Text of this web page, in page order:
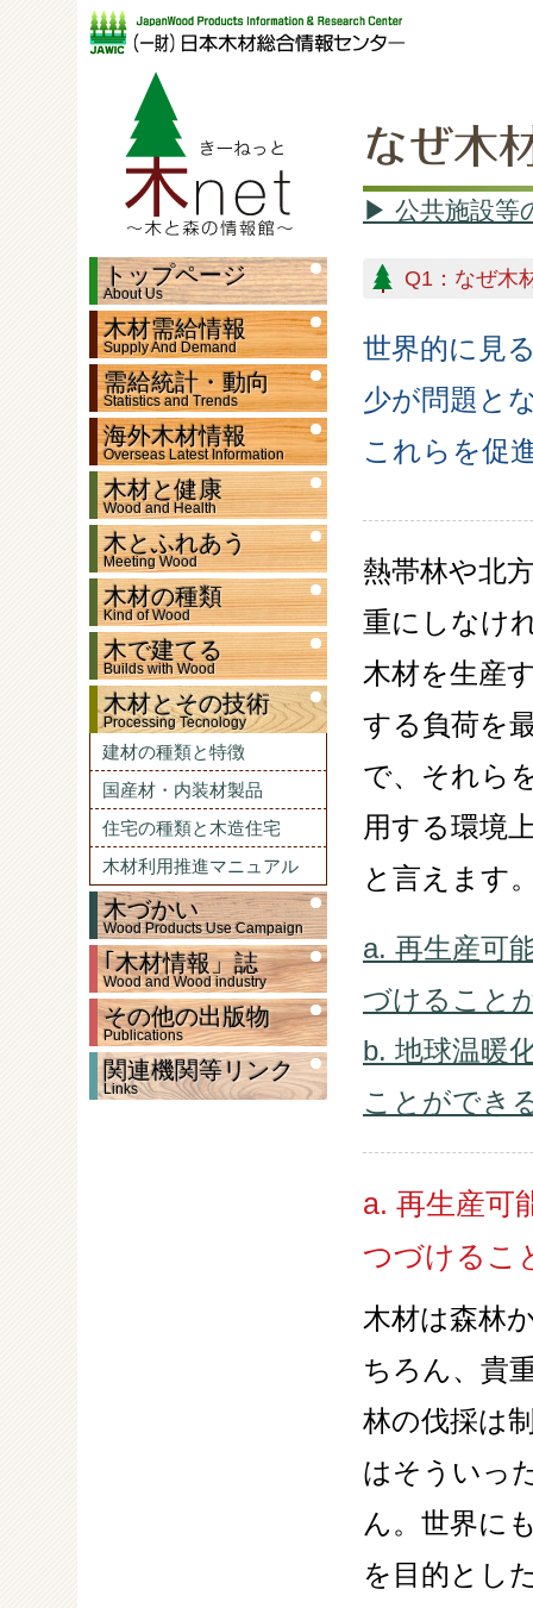
トップページ
About Us
木材需給情報
Supply And Demand
需給統計・動向
Statistics and Trends
海外木材情報
Overseas Latest Information
木材と健康
Wood and Health
木とふれあう
Meeting Wood
木材の種類
Kind of Wood
木で建てる
Builds with Wood
木材とその技術
Processing Tecnology
建材の種類と特徴
国産材・内装材製品
住宅の種類と木造住宅
木材利用推進マニュアル
木づかい
Wood Products Use Campaign
｢木材情報」誌
Wood and Wood industry
その他の出版物
Publications
関連機関等リンク
Links
なぜ木
▶ 公共施設等
Q1：なぜ木
世界的に見
少が問題と
これらを促
熱帯林や北
重にしなけ
木材を生産
する負荷を
で、それら
用する環境
と言えます
a. 再生産可
づけること
b. 地球温暖
ことができ
a. 再生産可
つづけるこ
木材は森林
ちろん、貴
林の伐採は
はそういっ
ん。世界に
を目的とし